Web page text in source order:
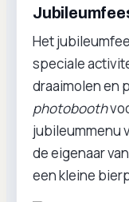
Het
speciale
draaimolen en
photobooth
jubileummenu
de eigenaar
een kleine